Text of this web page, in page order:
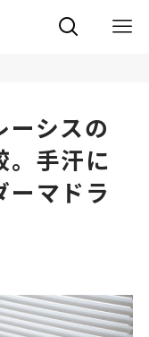
ーシスの
。手汗に
ーマドラ